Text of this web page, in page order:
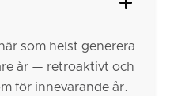
som helst generera
år — retroaktivt och
för innevarande år.